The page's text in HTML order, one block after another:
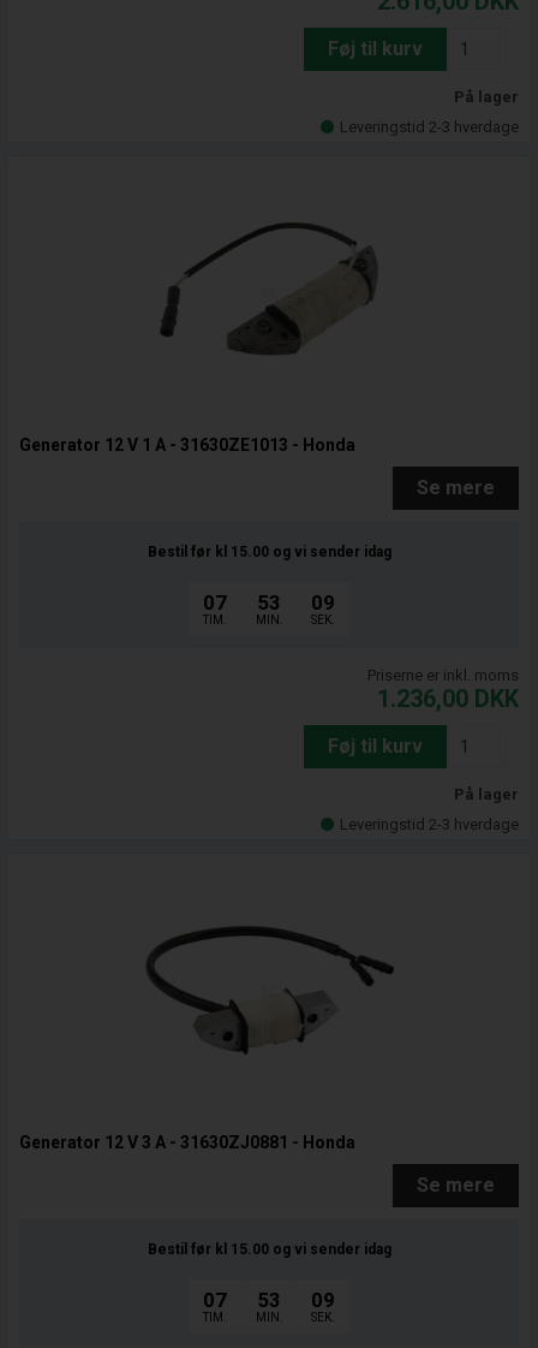
Føj til kurv
På lager
Leveringstid 2-3 hverdage
Generator 12 V 1 A - 31630ZE1013 - Honda
Se mere
Bestil før kl 15.00 og vi sender idag
07
TIM.
53
MIN.
08
SEK.
Priserne er inkl. moms
1.236,00 DKK
Føj til kurv
På lager
Leveringstid 2-3 hverdage
Generator 12 V 3 A - 31630ZJ0881 - Honda
Se mere
Bestil før kl 15.00 og vi sender idag
07
TIM.
53
MIN.
08
SEK.